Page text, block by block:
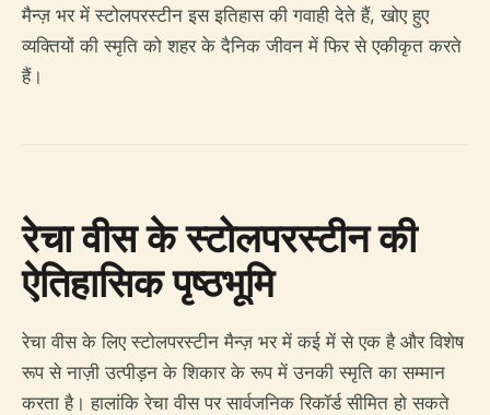
मैन्ज़ भर में स्टोलपरस्टीन इस इतिहास की गवाही देते हैं, खोए हुए
व्यक्तियों की स्मृति को शहर के दैनिक जीवन में फिर से एकीकृत करते
हैं।
रेचा वीस के स्टोलपरस्टीन की
ऐतिहासिक पृष्ठभूमि
रेचा वीस के लिए स्टोलपरस्टीन मैन्ज़ भर में कई में से एक है और विशेष
रूप से नाज़ी उत्पीड़न के शिकार के रूप में उनकी स्मृति का सम्मान
करता है। हालांकि रेचा वीस पर सार्वजनिक रिकॉर्ड सीमित हो सकते